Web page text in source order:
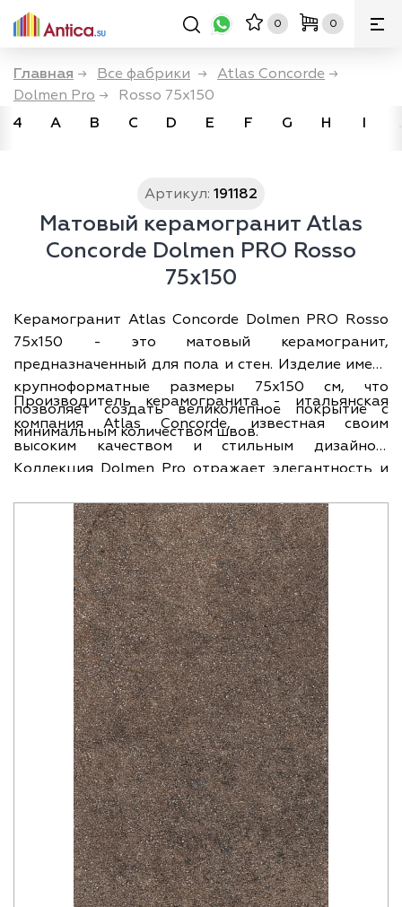
0 0
Главная → Все фабрики → Atlas Concorde →
Dolmen Pro →
Rosso 75x150
4
A B C D E F G H I
Артикул: 191182
Матовый керамогранит Atlas
Concorde Dolmen PRO Rosso
75x150
Керамогранит Atlas Concorde Dolmen PRO Rosso
75x150 - это матовый керамогранит,
предназначенный для пола и стен. Изделие имеет
крупноформатные размеры 75х150 см, что
позволяет создать великолепное покрытие с
минимальным количеством швов.
Производитель керамогранита - итальянская
компания Atlas Concorde, известная своим
высоким качеством и стильным дизайном.
Коллекция Dolmen Pro отражает элегантность и
плитки под камень придает ей особый шарм и
делает интерьер уютным и стильным. Ширина
плитки составляет 75 см, а длина - 150 см,
подчеркивая ее превосходные размеры и
эстетическую привлекательность. Бренд Atlas
Concorde известен своим превосходным качеством
и безупречной отделкой, поэтому керамогранит
Dolmen PRO Rosso 75x150 - это надежное и
долговечное решение для вашего интерьера.